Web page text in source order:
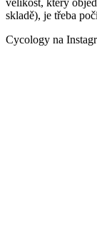
velikost, který
skladě), je třeba
Cycology na